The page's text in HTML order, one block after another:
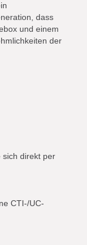
dass
und einem
der
sich direkt per
CTI-/UC-